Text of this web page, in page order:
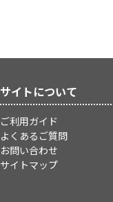
サイトについて
ご利用ガイド
よくあるご質問
お問い合わせ
サイトマップ